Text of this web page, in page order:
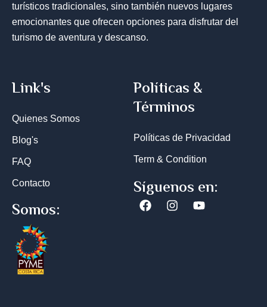
turísticos tradicionales, sino también nuevos lugares
emocionantes que ofrecen opciones para disfrutar del
turismo de aventura y descanso.
Link's
Quienes Somos
Blog's
FAQ
Contacto
Políticas &
Términos
Políticas de Privacidad
Term & Condition
Síguenos en:
FacebookInstagramYoutube
Somos: